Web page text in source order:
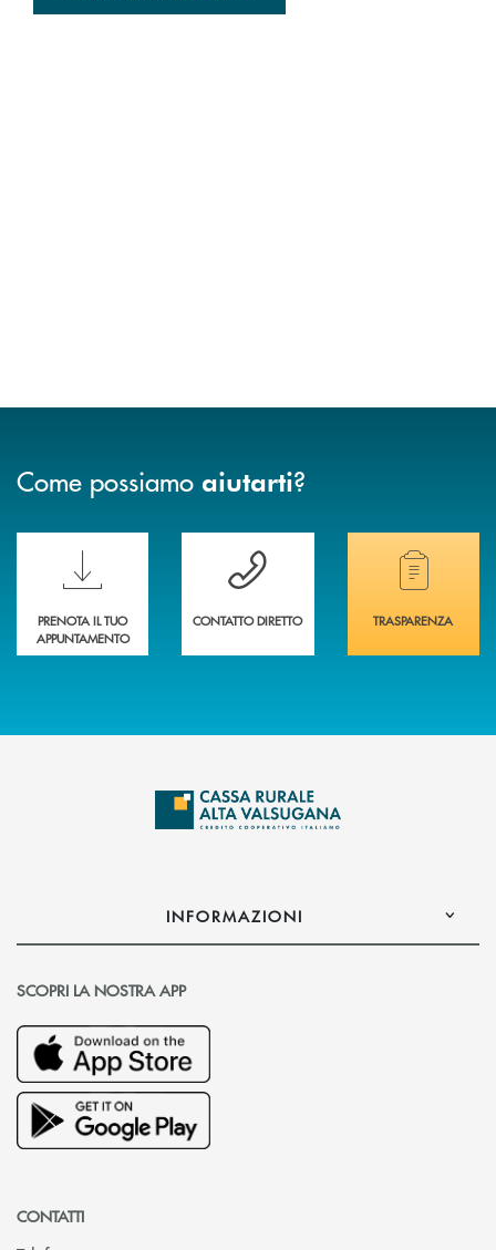
Come possiamo aiutarti?
Scopri le funzionalità della nuova PRENOTA BANCA
PRENOTA IL TUO
APPUNTAMENTO
Hai bisogno di assistenza immediata?
CONTATTO DIRETTO
Hai bisogno di
TRASPARENZA
INFORMAZIONI
SCOPRI LA NOSTRA APP
CONTATTI